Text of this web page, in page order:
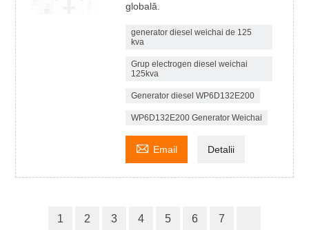
globală.
generator diesel weichai de 125
kva
Grup electrogen diesel weichai
125kva
Generator diesel WP6D132E200
WP6D132E200 Generator Weichai
 Email Detalii
1 2 3 4 5 6 7